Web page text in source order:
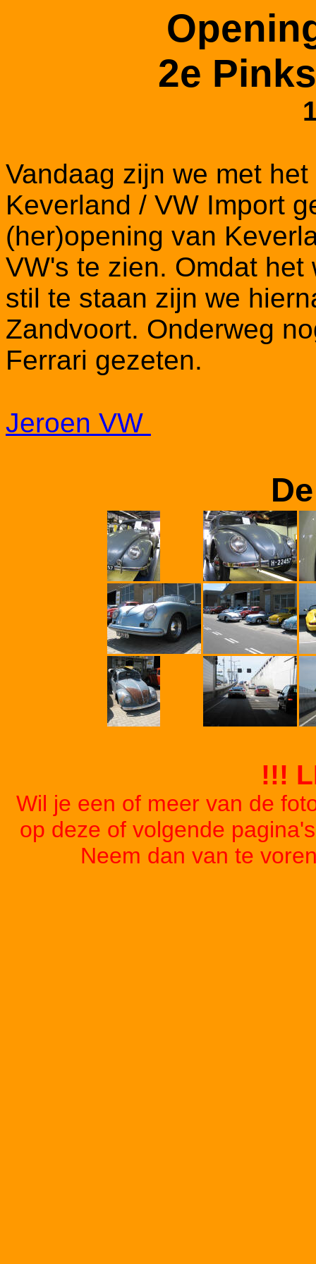
2e
Vandaag zijn we met
Keverland / VW Import
(her)opening van
VW's te zien. Omdat
stil te staan zijn we
Zandvoort. Onderweg
Ferrari gezeten.
Jeroen VW
!!!
Wil je een of meer van de
op deze of volgende
Neem dan van te